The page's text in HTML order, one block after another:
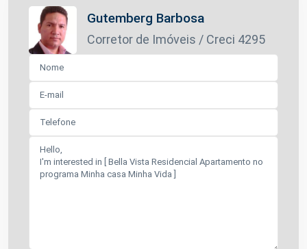
Gutemberg Barbosa
Corretor de Imóveis / Creci 4295